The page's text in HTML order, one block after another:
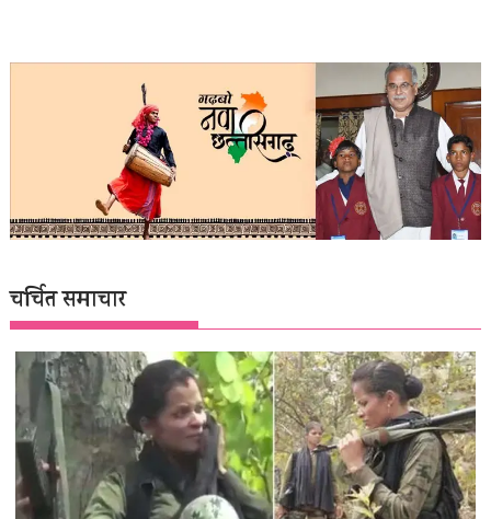
चर्चित समाचार